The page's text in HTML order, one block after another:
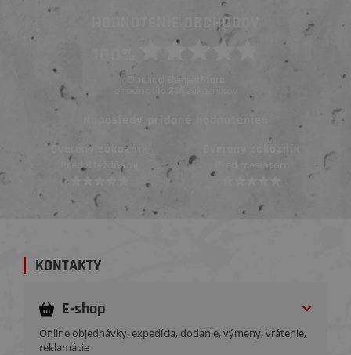
HODNOTENIE OBCHODOV
Obchod ElementStore
ohodnotilo
Naposledy pridané hodnotenie::
Overený zákazník
Pred 3 týždňami
KONTAKTY
E-shop
Online objednávky, expedícia, dodanie, výmeny, vrátenie,
reklamácie